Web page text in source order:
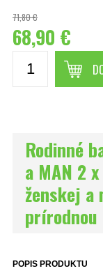
71,80 €
68,90 €
Rodinné
a MAN 2
ženskej a
prírodnou
POPIS PRODUKTU